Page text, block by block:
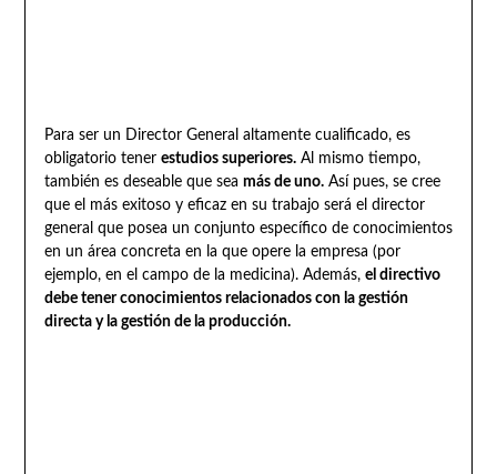
Para ser un Director General altamente cualificado, es
obligatorio tener estudios superiores.Al mismo tiempo,
también es deseable que sea más de uno.Así pues, se cree
que el más exitoso y eficaz en su trabajo será el director
general que posea un conjunto específico de conocimientos
en un área concreta en la que opere la empresa (por
ejemplo, en el campo de la medicina). Además, el directivo
debe tener conocimientos relacionados con la gestión
directa y la gestión de la producción.